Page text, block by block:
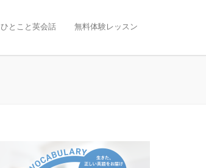
ひとこと英会話 無料体験レッスン